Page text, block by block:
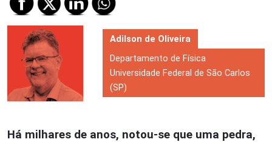
Adilson de Oliveira
Departamento de Física
Universidade Federal de São Carlos
(SP)
Há milhares de anos, notou-se que uma pedra,